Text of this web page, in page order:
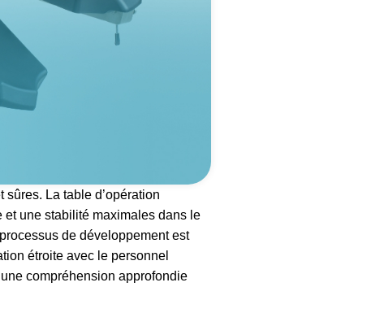
La table d’opération
et une stabilité maximales dans le
de développement est
étroite avec le personnel
compréhension approfondie